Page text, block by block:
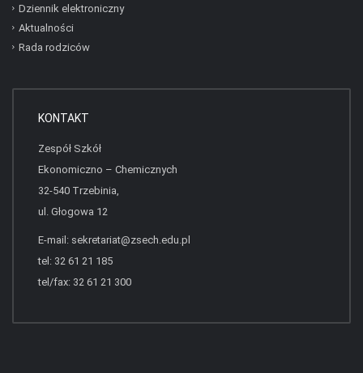
Dziennik elektroniczny
Aktualności
Rada rodziców
KONTAKT
Zespół Szkół
Ekonomiczno – Chemicznych
32-540 Trzebinia,
ul. Głogowa 12
E-mail: sekretariat@zsech.edu.pl
tel: 32 61 21 185
tel/fax: 32 61 21 300